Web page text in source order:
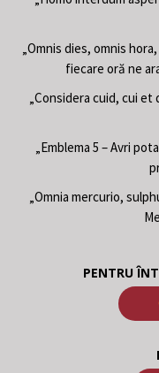
„Omnis dies, omnis
fiecare oră ne
„Considera cuid, cui et
„Emblema 5 – Avri
„Omnia mercurio,
PENTRU